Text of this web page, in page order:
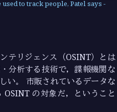
to track people, Patel says -
テリジェンス（OSINT）とは
分析する技術で，諜報機関な
い。 市販されているデータな
の対象だ，ということ